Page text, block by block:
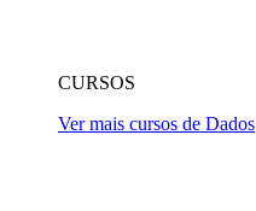
CURSOS
Ver mais cursos de Dados